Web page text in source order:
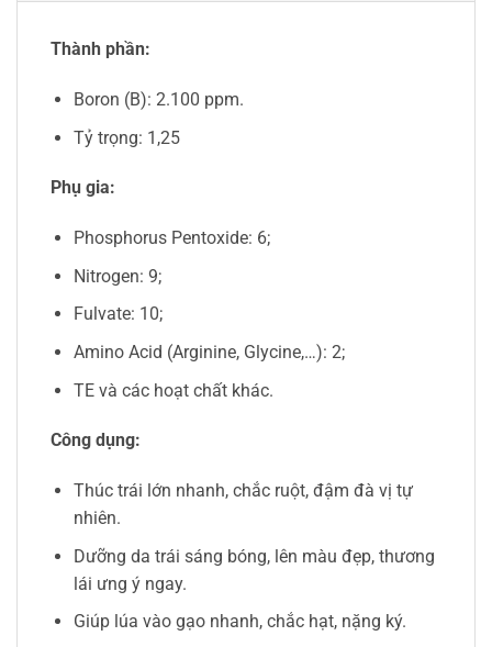
Thành phần:
Boron (B): 2.100 ppm.
Tỷ trọng: 1,25
Phụ gia:
Phosphorus Pentoxide: 6;
Nitrogen: 9;
Fulvate: 10;
Amino Acid (Arginine, Glycine,…): 2;
TE và các hoạt chất khác.
Công dụng:
Thúc trái lớn nhanh, chắc ruột, đậm đà vị tự
nhiên.
Dưỡng da trái sáng bóng, lên màu đẹp, thương
lái ưng ý ngay.
Giúp lúa vào gạo nhanh, chắc hạt, nặng ký.